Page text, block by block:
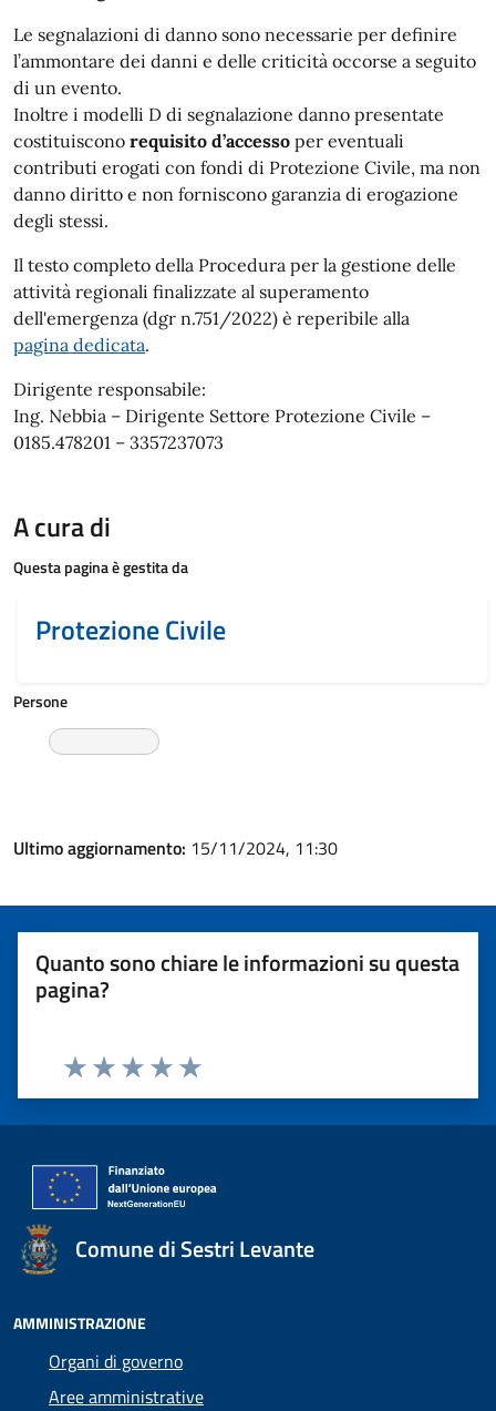
Le segnalazioni di danno sono necessarie per definire
l’ammontare dei danni e delle criticità occorse a seguito
di un evento.
Inoltre i modelli D di segnalazione danno presentate
costituiscono requisito d’accesso per eventuali
contributi erogati con fondi di Protezione Civile, ma non
danno diritto e non forniscono garanzia di erogazione
degli stessi.
Il testo completo della Procedura per la gestione delle
attività regionali finalizzate al superamento
dell'emergenza (dgr n.751/2022) è reperibile alla
pagina dedicata.
Dirigente responsabile:
Ing. Nebbia – Dirigente Settore Protezione Civile –
0185.478201 – 3357237073
A cura di
Questa pagina è gestita da
Protezione Civile
Persone
Ultimo aggiornamento: 15/11/2024, 11:30
Quanto sono chiare le informazioni su questa
pagina?
Valuta 5 stelle su 5
Valuta 4 stelle su 5
Valuta 3 stelle su 5
Valuta 2 stelle su 5
Valuta 1 stelle su 5
Comune di Sestri Levante
AMMINISTRAZIONE
Organi di governo
Aree amministrative